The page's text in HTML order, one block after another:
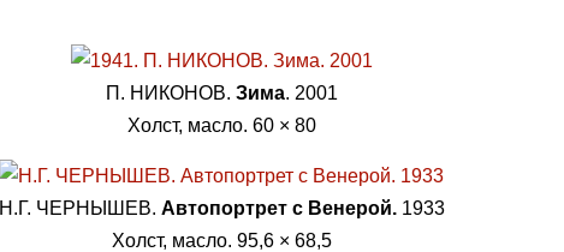
П. НИКОНОВ. Зима. 2001
Холст, масло. 60 × 80
Н.Г. ЧЕРНЫШЕВ. Автопортрет с Венерой.1933
Холст, масло. 95,6 × 68,5